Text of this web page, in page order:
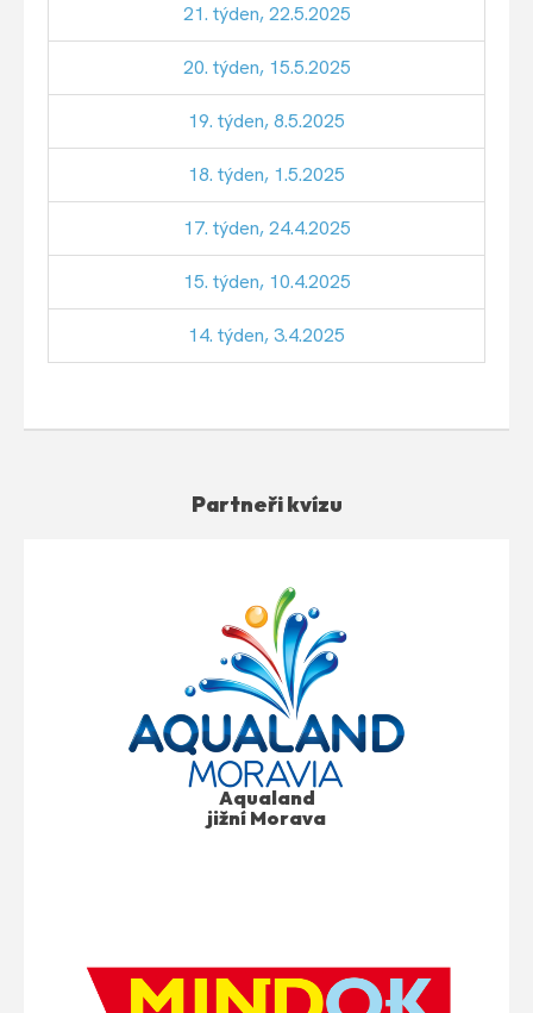
21. týden, 22.5.2025
20. týden, 15.5.2025
19. týden, 8.5.2025
18. týden, 1.5.2025
17. týden, 24.4.2025
15. týden, 10.4.2025
14. týden, 3.4.2025
Partneři kvízu
Aqualand
jižní Morava